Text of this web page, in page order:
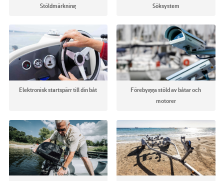
Stöldmärkning Söksystem
Elektronisk startspärr till din båt
Förebygga stöld av båtar och
motorer